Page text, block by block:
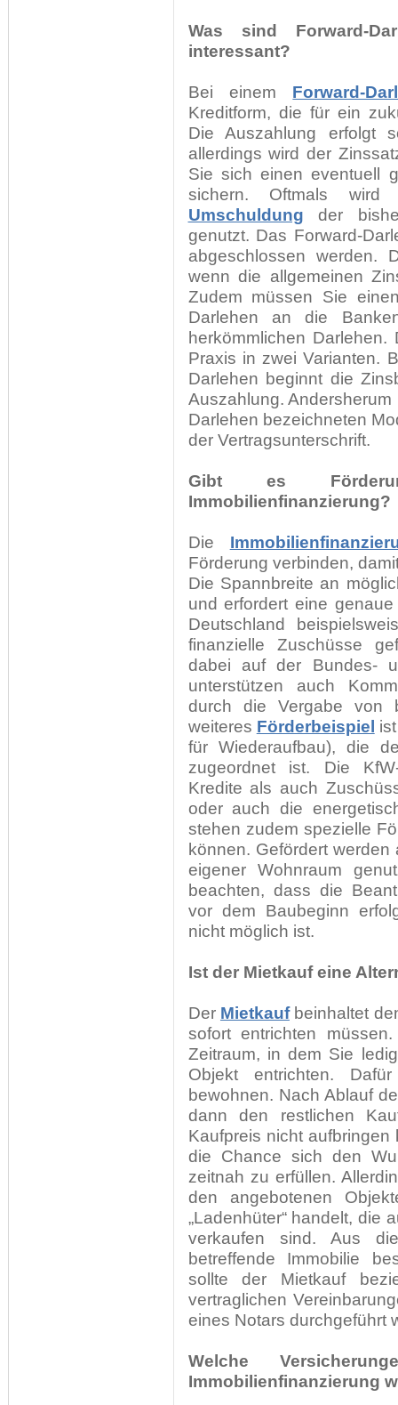
Was sind Forward-
interessant?
Bei einem Forward-
Kreditform, die für ein
Die Auszahlung erfolgt
allerdings wird der
Sie sich einen eventuell
sichern. Oftmals wird
Umschuldung der
genutzt. Das Forward-
abgeschlossen werden.
wenn die allgemeinen
Zudem müssen Sie
Darlehen an die
herkömmlichen
Praxis in zwei Varianten.
Darlehen beginnt die
Auszahlung. Andersherum
Darlehen bezeichneten
der Vertragsunterschrift.
Gibt es
Immobilienfinanzierung?
Die
Förderung verbinden,
Die Spannbreite an
und erfordert eine
Deutschland
finanzielle Zuschüsse
dabei auf der Bundes-
unterstützen auch
durch die Vergabe von
weiteres Förderbeispiel
für Wiederaufbau), die
zugeordnet ist. Die
Kredite als auch
oder auch die
stehen zudem spezielle
können. Gefördert
eigener Wohnraum
beachten, dass die
vor dem Baubeginn
nicht möglich ist.
Ist der Mietkauf eine
Der Mietkaufbeinhaltet
sofort entrichten
Zeitraum, in dem Sie
Objekt entrichten.
bewohnen. Nach Ablauf
dann den restlichen
Kaufpreis nicht
die Chance sich den
zeitnah zu erfüllen.
den angebotenen
„Ladenhüter“ handelt, die
verkaufen sind. Aus
betreffende Immobilie
sollte der Mietkauf
vertraglichen
eines Notars durchgeführt
Welche
Immobilienfinanzierung